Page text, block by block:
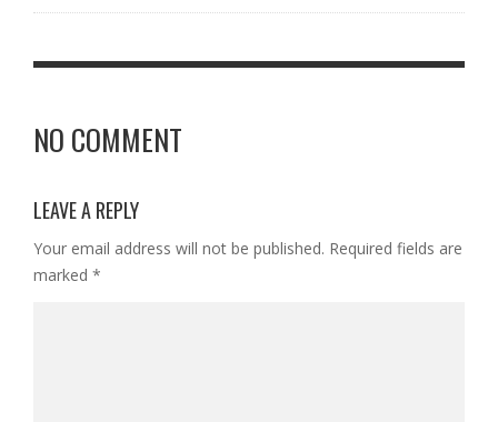
NO COMMENT
LEAVE A REPLY
Your email address will not be published. Required fields are
marked *